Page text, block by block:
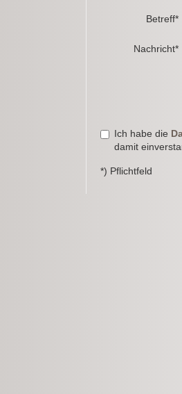
Betreff*
Nachricht*
Ich habe die
damit
*) Pflichtfeld